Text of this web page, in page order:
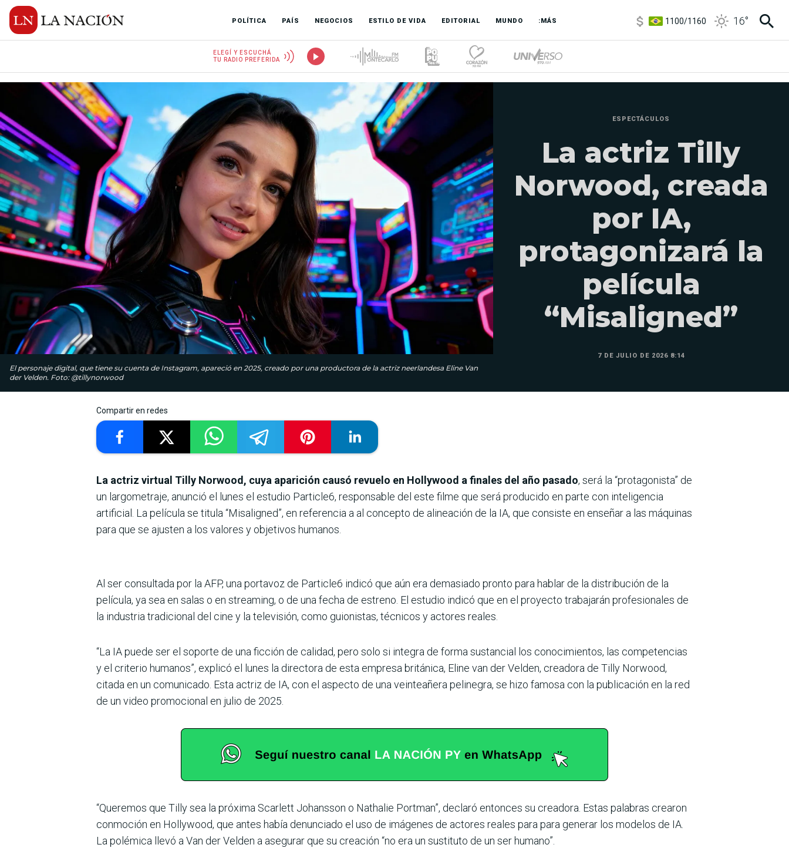
POLÍTICA PAÍS NEGOCIOS ESTILO DE VIDA EDITORIAL MUNDO :MÁS
3,8/4
16°
ELEGÍ Y ESCUCHÁ
TU RADIO PREFERIDA
El personaje digital, que tiene su cuenta de Instagram, apareció en 2025, creado por una productora de la actriz neerlandesa Eline Van
der Velden. Foto: @tillynorwood
ESPECTÁCULOS
La actriz Tilly
Norwood, creada
por IA,
protagonizará la
película
“Misaligned”
7 DE JULIO DE 2026 8:14
Compartir en redes
La actriz virtual Tilly Norwood, cuya aparición causó revuelo en Hollywood a finales del año pasado, será la “protagonista” de
un largometraje, anunció el lunes el estudio Particle6, responsable del este filme que será producido en parte con inteligencia
artificial. La película se titula “Misaligned”, en referencia a al concepto de alineación de la IA, que consiste en enseñar a las máquinas
para que se ajusten a los valores y objetivos humanos.
Al ser consultada por la AFP, una portavoz de Particle6 indicó que aún era demasiado pronto para hablar de la distribución de la
película, ya sea en salas o en streaming, o de una fecha de estreno. El estudio indicó que en el proyecto trabajarán profesionales de
la industria tradicional del cine y la televisión, como guionistas, técnicos y actores reales.
“La IA puede ser el soporte de una ficción de calidad, pero solo si integra de forma sustancial los conocimientos, las competencias
y el criterio humanos”, explicó el lunes la directora de esta empresa británica, Eline van der Velden, creadora de Tilly Norwood,
citada en un comunicado. Esta actriz de IA, con el aspecto de una veinteañera pelinegra, se hizo famosa con la publicación en la red
de un video promocional en julio de 2025.
“Queremos que Tilly sea la próxima Scarlett Johansson o Nathalie Portman”, declaró entonces su creadora. Estas palabras crearon
conmoción en Hollywood, que antes había denunciado el uso de imágenes de actores reales para para generar los modelos de IA.
La polémica llevó a Van der Velden a asegurar que su creación “no era un sustituto de un ser humano”.